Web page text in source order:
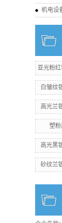
机电设
亚光粉
白皱纹
高光兰
塑
高光黑
砂纹兰